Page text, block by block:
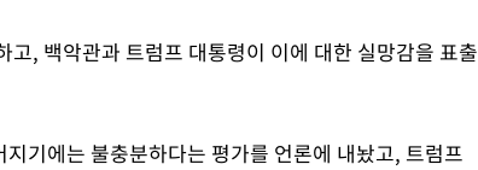
, 백악관과 트럼프 대통령이 이에 대한 실망감을 표출
기에는 불충분하다는 평가를 언론에 내놨고, 트럼프